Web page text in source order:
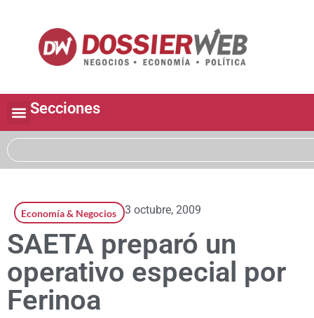
Secciones
Economía & Negocios 3 octubre, 2009
SAETA preparó un
operativo especial por
Ferinoa